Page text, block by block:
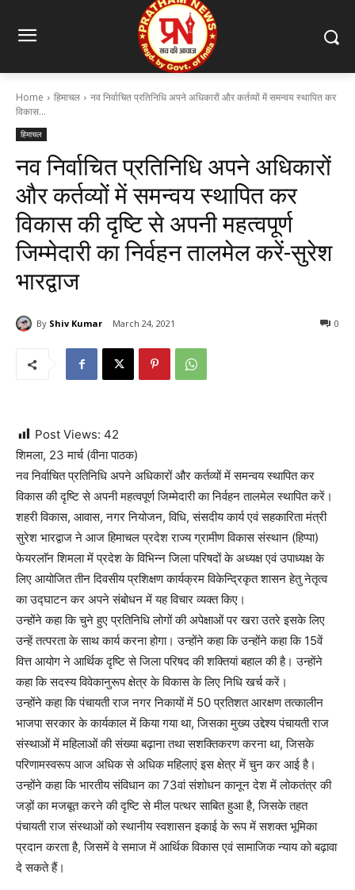
Home हिमाचल
नव निर्वाचित प्रतिनिधि अपने अधिकारों और कर्तव्यों में समन्वय स्थापित कर
विकास...
हिमाचल
नव निर्वाचित प्रतिनिधि अपने अधिकारों
और कर्तव्यों में समन्वय स्थापित कर
विकास की दृष्टि से अपनी महत्वपूर्ण
जिम्मेदारी का निर्वहन तालमेल करें-सुरेश
भारद्वाज
By Shiv Kumar March 24, 2021 0
Post Views: 42
शिमला, 23 मार्च (वीना पाठक)
नव निर्वाचित प्रतिनिधि अपने अधिकारों और कर्तव्यों में समन्वय स्थापित कर
विकास की दृष्टि से अपनी महत्वपूर्ण जिम्मेदारी का निर्वहन तालमेल स्थापित करें।
शहरी विकास, आवास, नगर नियोजन, विधि, संसदीय कार्य एवं सहकारिता मंत्री
सुरेश भारद्वाज ने आज हिमाचल प्रदेश राज्य ग्रामीण विकास संस्थान (हिप्पा)
फेयरलाॅन शिमला में प्रदेश के विभिन्न जिला परिषदों के अध्यक्ष एवं उपाध्यक्ष के
लिए आयोजित तीन दिवसीय प्रशिक्षण कार्यक्रम विकेन्द्रिकृत शासन हेतु नेतृत्व
का उद्घाटन कर अपने संबोधन में यह विचार व्यक्त किए।
उन्होंने कहा कि चुने हुए प्रतिनिधि लोगों की अपेक्षाओं पर खरा उतरे इसके लिए
उन्हें तत्परता के साथ कार्य करना होगा। उन्होंने कहा कि उन्होंने कहा कि 15वें
वित्त आयोग ने आर्थिक दृष्टि से जिला परिषद की शक्तियां बहाल की है। उन्होंने
कहा कि सदस्य विवेकानुरूप क्षेत्र के विकास के लिए निधि खर्च करें।
उन्होंने कहा कि पंचायती राज नगर निकायों में 50 प्रतिशत आरक्षण तत्कालीन
भाजपा सरकार के कार्यकाल में किया गया था, जिसका मुख्य उद्देश्य पंचायती राज
संस्थाओं में महिलाओं की संख्या बढ़ाना तथा सशक्तिकरण करना था, जिसके
परिणामस्वरूप आज अधिक से अधिक महिलाएं इस क्षेत्र में चुन कर आई है।
उन्होंने कहा कि भारतीय संविधान का 73वां संशोधन कानून देश में लोकतंत्र की
जड़ों का मजबूत करने की दृष्टि से मील पत्थर साबित हुआ है, जिसके तहत
पंचायती राज संस्थाओं को स्थानीय स्वशासन इकाई के रूप में सशक्त भूमिका
प्रदान करता है, जिसमें वे समाज में आर्थिक विकास एवं सामाजिक न्याय को बढ़ावा
दे सकते हैं।